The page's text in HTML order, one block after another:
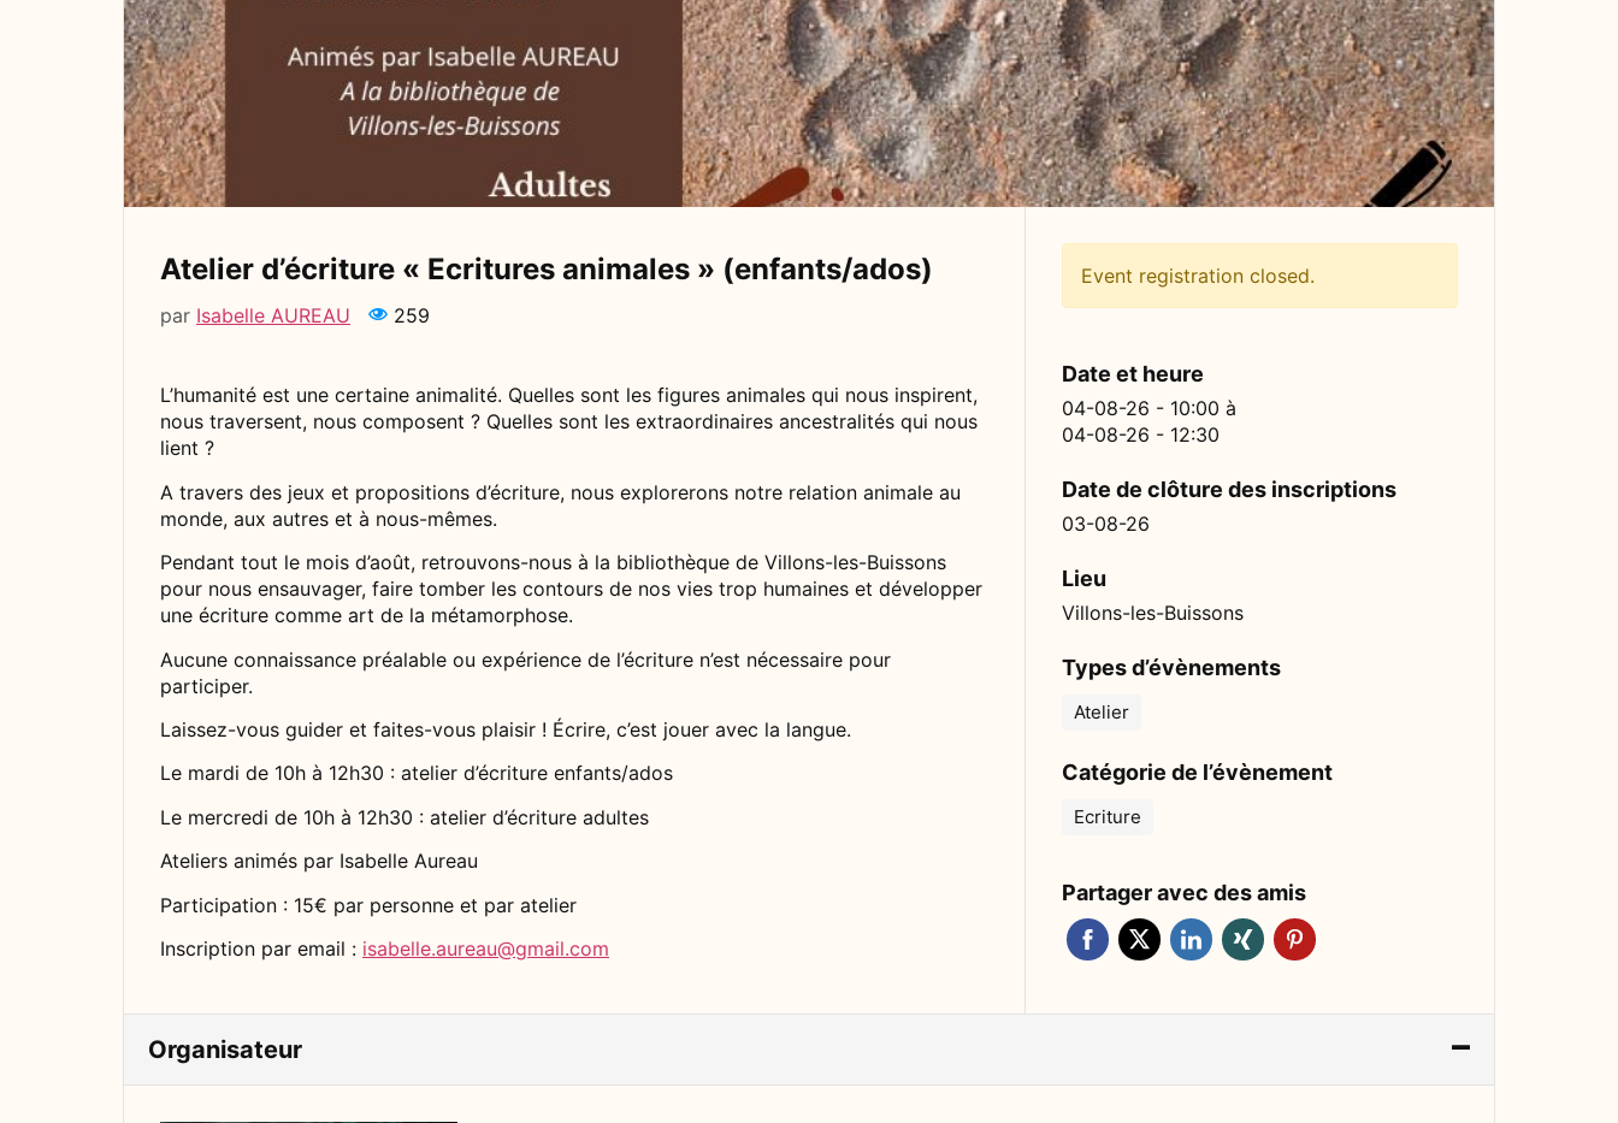
Atelier d’écriture « Ecritures animales » (enfants/ados)
par Isabelle AUREAU 259
L’humanité est une certaine animalité. Quelles sont les figures animales qui nous inspirent,
nous traversent, nous composent ? Quelles sont les extraordinaires ancestralités qui nous
lient ?
A travers des jeux et propositions d’écriture, nous explorerons notre relation animale au
monde, aux autres et à nous-mêmes.
Pendant tout le mois d’août, retrouvons-nous à la bibliothèque de Villons-les-Buissons
pour nous ensauvager, faire tomber les contours de nos vies trop humaines et développer
une écriture comme art de la métamorphose.
Aucune connaissance préalable ou expérience de l’écriture n’est nécessaire pour
participer.
Laissez-vous guider et faites-vous plaisir ! Écrire, c’est jouer avec la langue.
Le mardi de 10h à 12h30 : atelier d’écriture enfants/ados
Le mercredi de 10h à 12h30 : atelier d’écriture adultes
Ateliers animés par Isabelle Aureau
Participation : 15€ par personne et par atelier
Inscription par email : isabelle.aureau@gmail.com
Event registration closed.
Date et heure
04-08-26 - 10:00 à
04-08-26 - 12:30
Date de clôture des inscriptions
03-08-26
Lieu
Villons-les-Buissons
Types d’évènements
Atelier
Catégorie de l’évènement
Ecriture
Partager avec des amis
Organisateur